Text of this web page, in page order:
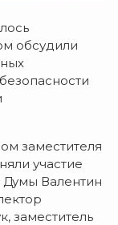
обсудили
заместителя
участие
Думы Валентин
заместитель